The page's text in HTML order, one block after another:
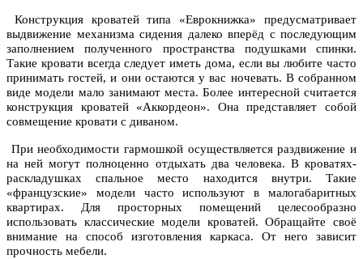
Конструкция кроватей типа «Еврокнижка» предусматривает
выдвижение механизма сидения далеко вперёд с последующим
заполнением полученного пространства подушками спинки.
Такие кровати всегда следует иметь дома, если вы любите часто
принимать гостей, и они остаются у вас ночевать. В собранном
виде модели мало занимают места. Более интересной считается
конструкция кроватей «Аккордеон». Она представляет собой
совмещение кровати с диваном.
При необходимости гармошкой осуществляется раздвижение и
на ней могут полноценно отдыхать два человека. В кроватях-
раскладушках спальное место находится внутри. Такие
«французские» модели часто используют в малогабаритных
квартирах. Для просторных помещений целесообразно
использовать классические модели кроватей. Обращайте своё
внимание на способ изготовления каркаса. От него зависит
прочность мебели.